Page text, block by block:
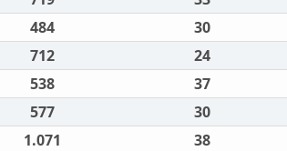
484 30
712 24
538 37
577 30
1.071 38